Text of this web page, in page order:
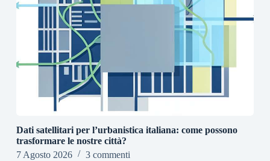
Dati satellitari per l’urbanistica italiana: come possono
trasformare le nostre città?
7 Agosto 2026
3 commenti